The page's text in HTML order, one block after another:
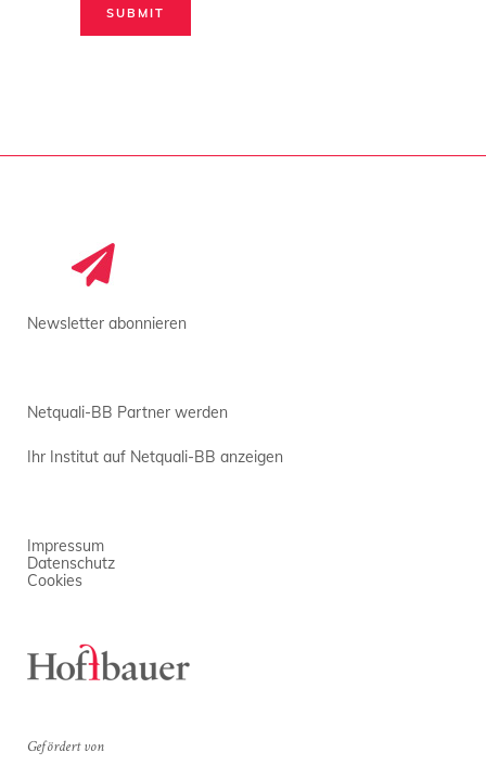
Newsletter abonnieren
Netquali-BB Partner werden
Ihr Institut auf Netquali-BB anzeigen
Impressum
Datenschutz
Cookies
Gefördert von